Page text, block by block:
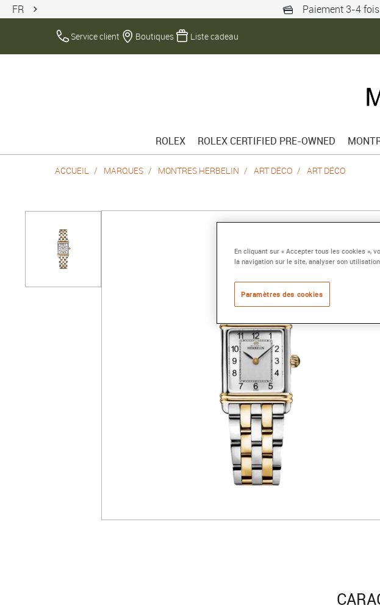
FR Paiement 3-4
Service client Boutiques Liste cadeau
ROLEX ROLEX CERTIFIED PRE-OWNED
ACCUEIL MARQUES MONTRES HERBELIN ART DÉCO ART DÉCO
En cliquant sur « Accepter tous les cookies »,
la navigation sur le site, analyser son
Paramètres des cookies